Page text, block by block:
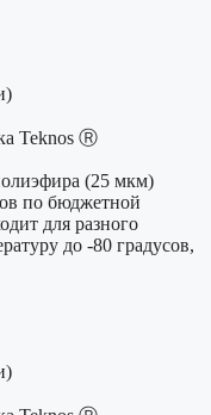
Teknos Ⓡ
(25 мкм)
по бюджетной
для разного
до -80 градусов,